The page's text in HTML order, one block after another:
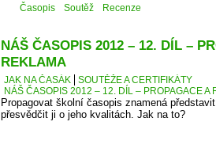
Časopis Soutěž Recenze
NÁŠ ČASOPIS 2012 – 12. DÍL –
REKLAMA
JAK NA ČASÁK
SOUTĚŽE A CERTIFIKÁTY
NÁŠ ČASOPIS 2012 – 12. DÍL – PROPAGACE A
Propagovat školní časopis znamená
přesvědčit ji o jeho kvalitách. Jak na to?